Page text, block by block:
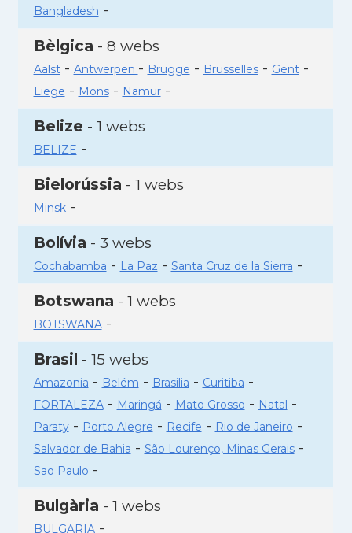
Bangladesh -
Bèlgica - 8 webs
Aalst- Antwerpen - Brugge - Brusselles- Gent-
Liege - Mons- Namur-
Belize - 1 webs
BELIZE -
Bielorússia - 1 webs
Minsk-
Bolívia - 3 webs
Cochabamba - La Paz - Santa Cruz de la Sierra -
Botswana - 1 webs
BOTSWANA-
Brasil - 15 webs
Amazonia - Belém - Brasilia - Curitiba -
FORTALEZA- Maringá - Mato Grosso - Natal -
Paraty- Porto Alegre - Recife - Rio de Janeiro -
Salvador de Bahia - São Lourenço, Minas Gerais-
Sao Paulo -
Bulgària - 1 webs
BULGARIA-